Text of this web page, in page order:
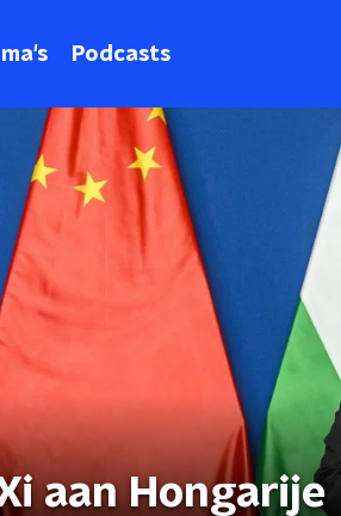
Podcasts
aan Hongarije